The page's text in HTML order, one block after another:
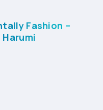
Fashion –